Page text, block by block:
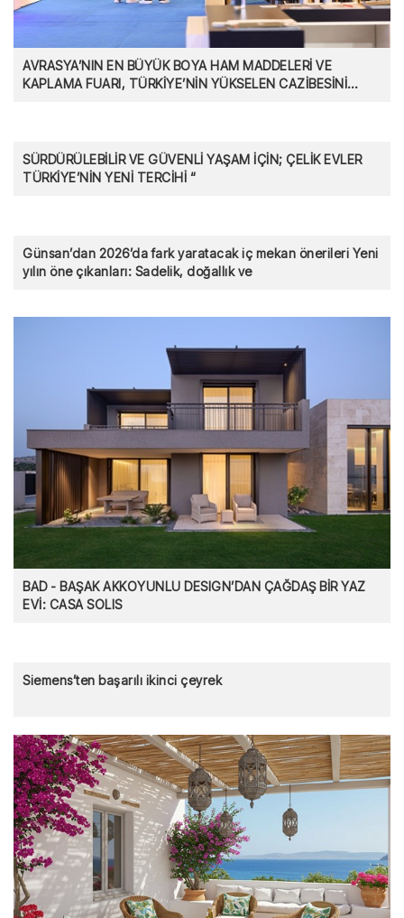
AVRASYA’NIN EN BÜYÜK BOYA HAM MADDELERİ VE
KAPLAMA FUARI, TÜRKİYE’NİN YÜKSELEN CAZİBESİNİ
SÜRDÜRÜLEBİLİR VE GÜVENLİ YAŞAM İÇİN; ÇELİK EVLER
TÜRKİYE’NİN YENİ TERCİHİ “
Günsan’dan 2026’da fark yaratacak iç mekan önerileri Yeni
yılın öne çıkanları: Sadelik, doğallık ve
BAD - BAŞAK AKKOYUNLU DESIGN’DAN ÇAĞDAŞ BİR YAZ
EVİ: CASA SOLIS
Siemens’ten başarılı ikinci çeyrek